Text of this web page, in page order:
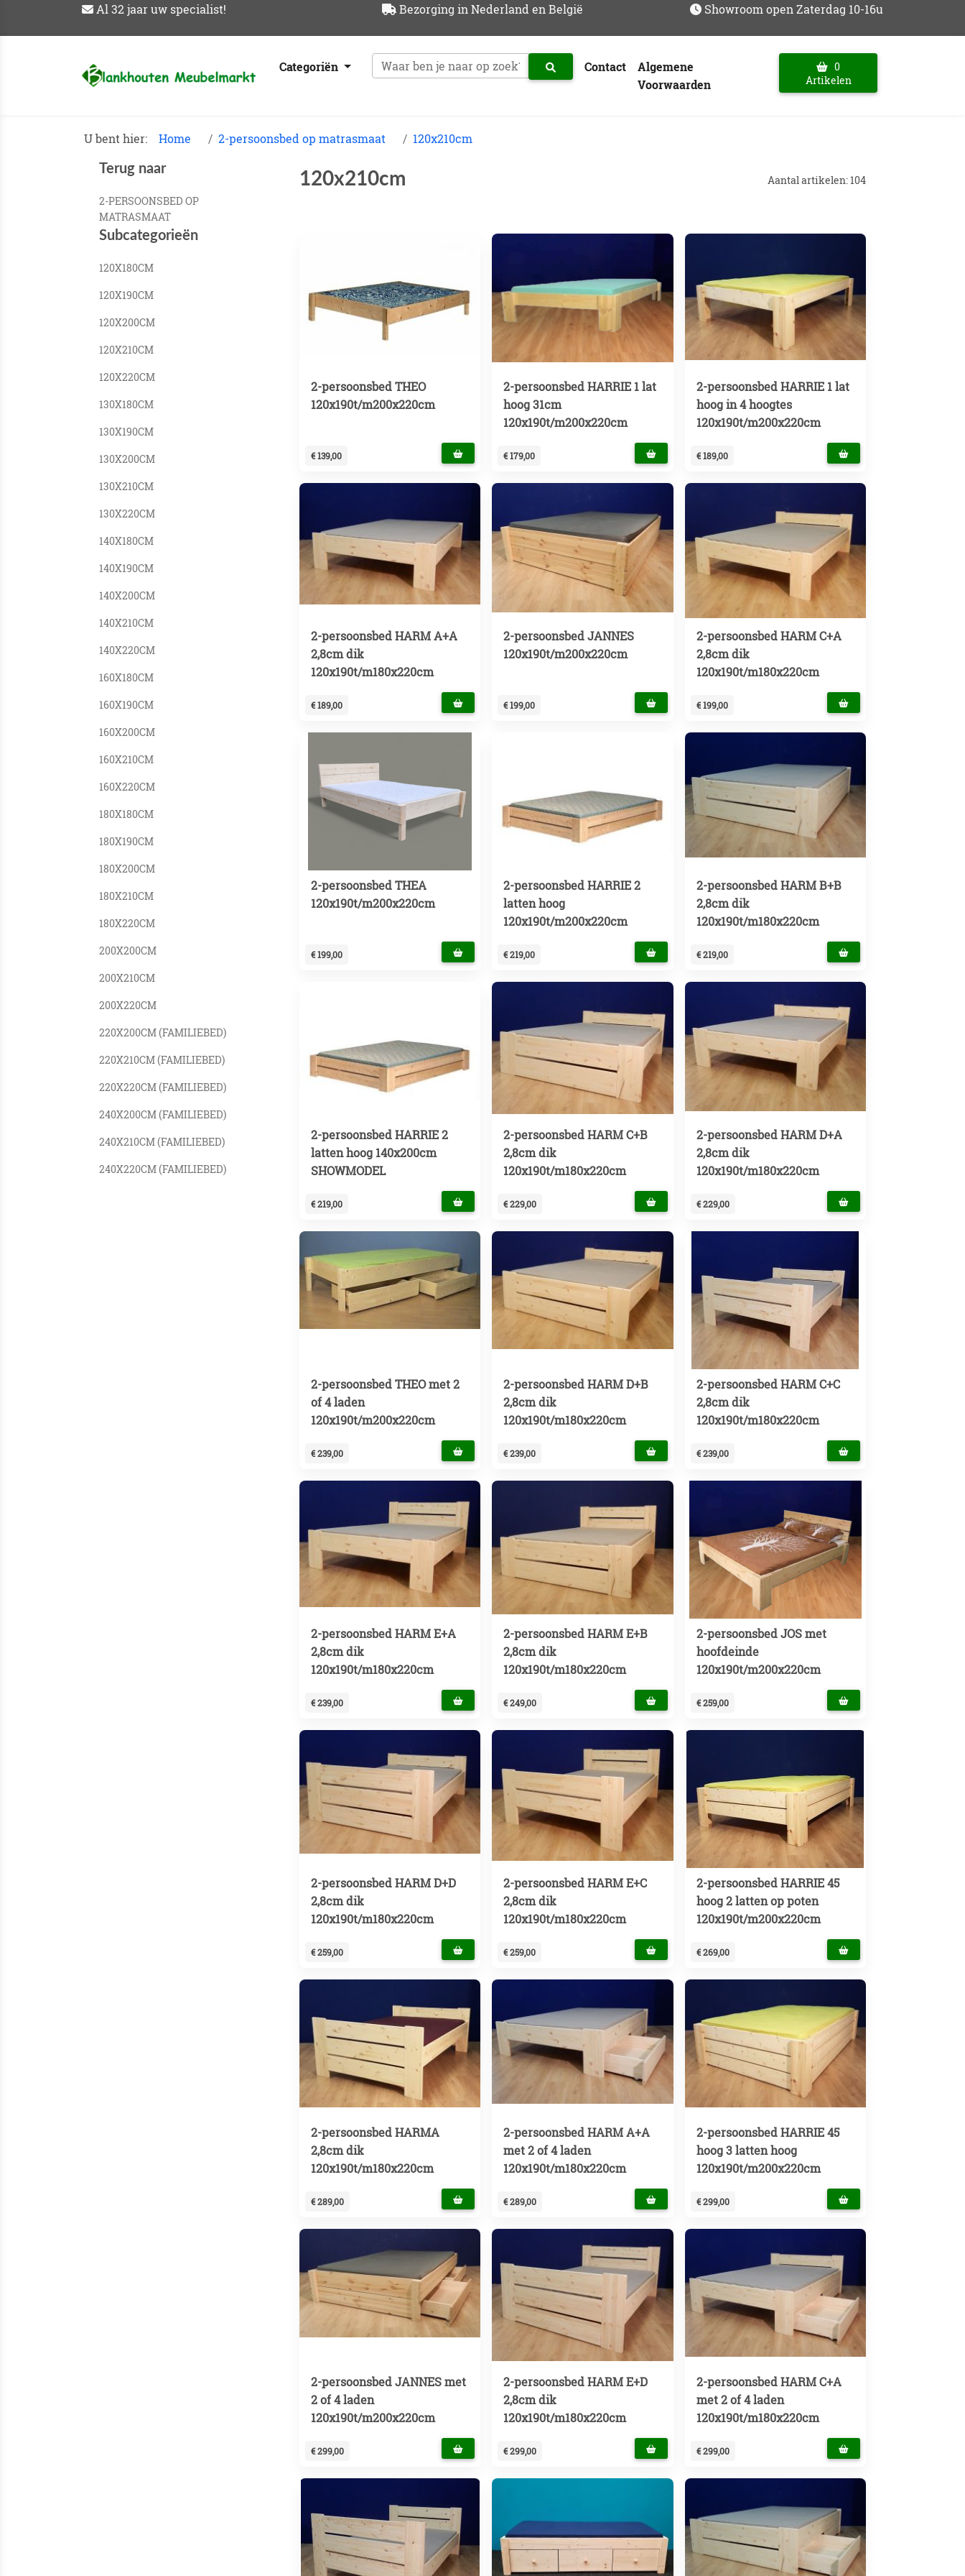
Al 32 jaar uw specialist! Bezorging in Nederland en België Showroom open Zaterdag 10-16u
Categoriën Contact
Algemene
Voorwaarden
0
Artikelen
U bent hier: Home 2-persoonsbed op matrasmaat 120x210cm
Terug naar
2-PERSOONSBED OP
MATRASMAAT
Subcategorieën
120X180CM
120X190CM
120X200CM
120X210CM
120X220CM
130X180CM
130X190CM
130X200CM
130X210CM
130X220CM
140X180CM
140X190CM
140X200CM
140X210CM
140X220CM
160X180CM
160X190CM
160X200CM
160X210CM
160X220CM
180X180CM
180X190CM
180X200CM
180X210CM
180X220CM
200X200CM
200X210CM
200X220CM
220X200CM (FAMILIEBED)
220X210CM (FAMILIEBED)
220X220CM (FAMILIEBED)
240X200CM (FAMILIEBED)
240X210CM (FAMILIEBED)
240X220CM (FAMILIEBED)
120x210cm Aantal artikelen: 104
2-persoonsbed THEO
120x190t/m200x220cm
€ 139,00
2-persoonsbed HARRIE 1 lat
hoog 31cm
120x190t/m200x220cm
€ 179,00
2-persoonsbed HARRIE 1 lat
hoog in 4 hoogtes
120x190t/m200x220cm
€ 189,00
2-persoonsbed HARM A+A
2,8cm dik
120x190t/m180x220cm
€ 189,00
2-persoonsbed JANNES
120x190t/m200x220cm
€ 199,00
2-persoonsbed HARM C+A
2,8cm dik
120x190t/m180x220cm
€ 199,00
2-persoonsbed THEA
120x190t/m200x220cm
€ 199,00
2-persoonsbed HARRIE 2
latten hoog
120x190t/m200x220cm
€ 219,00
2-persoonsbed HARM B+B
2,8cm dik
120x190t/m180x220cm
€ 219,00
2-persoonsbed HARRIE 2
latten hoog 140x200cm
SHOWMODEL
€ 219,00
2-persoonsbed HARM C+B
2,8cm dik
120x190t/m180x220cm
€ 229,00
2-persoonsbed HARM D+A
2,8cm dik
120x190t/m180x220cm
€ 229,00
2-persoonsbed THEO met 2
of 4 laden
120x190t/m200x220cm
€ 239,00
2-persoonsbed HARM D+B
2,8cm dik
120x190t/m180x220cm
€ 239,00
2-persoonsbed HARM C+C
2,8cm dik
120x190t/m180x220cm
€ 239,00
2-persoonsbed HARM E+A
2,8cm dik
120x190t/m180x220cm
€ 239,00
2-persoonsbed HARM E+B
2,8cm dik
120x190t/m180x220cm
€ 249,00
2-persoonsbed JOS met
hoofdeinde
120x190t/m200x220cm
€ 259,00
2-persoonsbed HARM D+D
2,8cm dik
120x190t/m180x220cm
€ 259,00
2-persoonsbed HARM E+C
2,8cm dik
120x190t/m180x220cm
€ 259,00
2-persoonsbed HARRIE 45
hoog 2 latten op poten
120x190t/m200x220cm
€ 269,00
2-persoonsbed HARMA
2,8cm dik
120x190t/m180x220cm
€ 289,00
2-persoonsbed HARM A+A
met 2 of 4 laden
120x190t/m180x220cm
€ 289,00
2-persoonsbed HARRIE 45
hoog 3 latten hoog
120x190t/m200x220cm
€ 299,00
2-persoonsbed JANNES met
2 of 4 laden
120x190t/m200x220cm
€ 299,00
2-persoonsbed HARM E+D
2,8cm dik
120x190t/m180x220cm
€ 299,00
2-persoonsbed HARM C+A
met 2 of 4 laden
120x190t/m180x220cm
€ 299,00